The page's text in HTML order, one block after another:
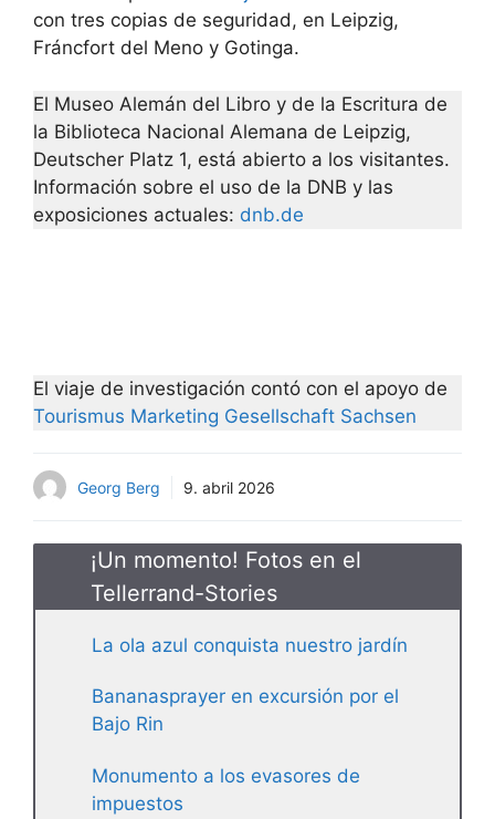
con tres copias de seguridad, en Leipzig,
Fráncfort del Meno y Gotinga.
El Museo Alemán del Libro y de la Escritura de
la Biblioteca Nacional Alemana de Leipzig,
Deutscher Platz 1, está abierto a los visitantes.
Información sobre el uso de la DNB y las
exposiciones actuales: dnb.de
El viaje de investigación contó con el apoyo de
Tourismus Marketing Gesellschaft Sachsen
Georg Berg 9. abril 2026
¡Un momento! Fotos en el
Tellerrand-Stories
La ola azul conquista nuestro jardín
Bananasprayer en excursión por el
Bajo Rin
Monumento a los evasores de
impuestos